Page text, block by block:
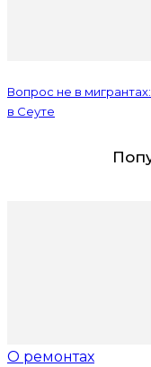
Вопрос не в
в Сеуте
О ремонтах